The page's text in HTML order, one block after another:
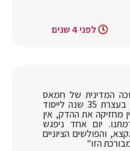
לפני 4 שנים
המדינית של חמאס
אסמאעיל הניה בנאומו בעצרת 35 שנה לייסוד
מחזיקה את ההדק, אין
יום אחד ניפגש
והפולשים הציוניים
הזו"